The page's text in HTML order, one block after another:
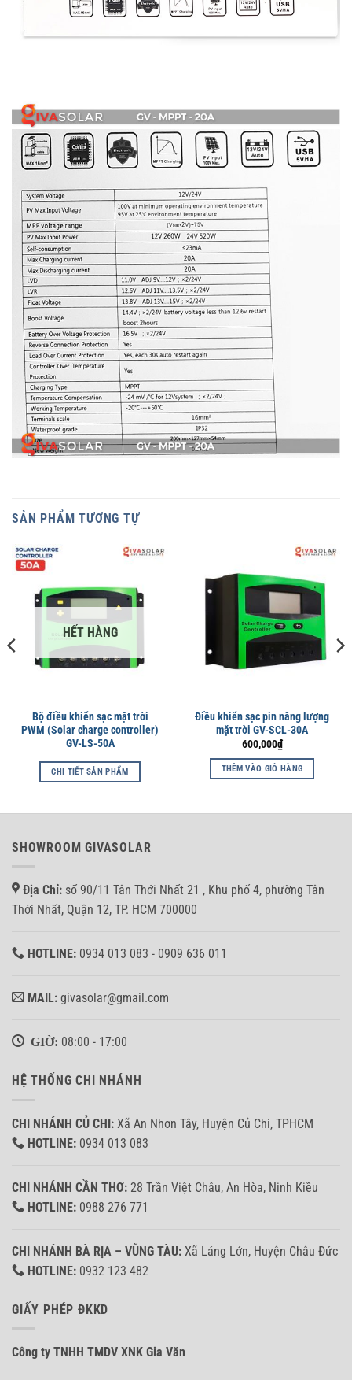
SẢN PHẨM TƯƠNG TỰ
HẾT HÀNG
Bộ điều khiển sạc mặt trời
PWM (Solar charge controller)
GV-LS-50A
CHI TIẾT SẢN PHẨM
Điều khiển sạc pin năng lượng
mặt trời GV-SCL-30A
600,000₫
THÊM VÀO GIỎ HÀNG
SHOWROOM GIVASOLAR
Địa Chỉ: số 90/11 Tân Thới Nhất 21 , Khu phố 4, phường Tân
Thới Nhất, Quận 12, TP. HCM 700000
HOTLINE: 0934 013 083 - 0909 636 011
MAIL: givasolar@gmail.com
GIỜ: 08:00 - 17:00
HỆ THỐNG CHI NHÁNH
CHI NHÁNH CỦ CHI: Xã An Nhơn Tây, Huyện Củ Chi, TPHCM
HOTLINE: 0934 013 083
CHI NHÁNH CẦN THƠ: 28 Trần Việt Châu, An Hòa, Ninh Kiều
HOTLINE: 0988 276 771
CHI NHÁNH BÀ RỊA – VŨNG TÀU: Xã Láng Lớn, Huyện Châu Đức
HOTLINE: 0932 123 482
GIẤY PHÉP ĐKKD
Công ty TNHH TMDV XNK Gia Văn